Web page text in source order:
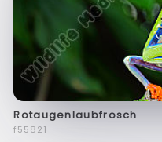
Rotaugenlaubfrosch
f55821